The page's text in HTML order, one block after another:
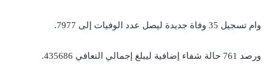
وام تسجيل 35 وفاة جديدة ليصل عدد الوفيات إلى 7977.
ورصد 761 حالة شفاء إضافية ليبلغ إجمالي التعافي 435686.